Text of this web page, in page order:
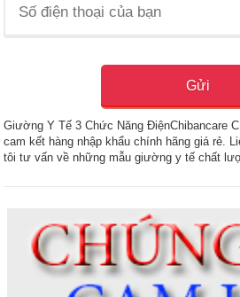
Giường Y Tế 3 Chức Năng ĐiệnChibancare
cam kết hàng nhập khẩu chính hãng giá rẻ.
tôi tư vấn về những mẫu giường y tế chất